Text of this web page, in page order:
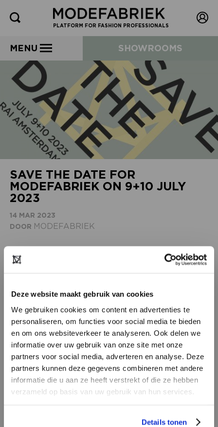
Deze website maakt gebruik van cookies
We gebruiken cookies om content en advertenties te
personaliseren, om functies voor social media te bieden
en om ons websiteverkeer te analyseren. Ook delen we
informatie over uw gebruik van onze site met onze
partners voor social media, adverteren en analyse. Deze
partners kunnen deze gegevens combineren met andere
informatie die u aan ze heeft verstrekt of die ze hebben
verzameld op basis van uw gebruik van hun services.
Details tonen
PLATFORM FOR FASHION PROFESSIONALS
MENU SHOWROOMS
DON’T HAVE AN ACCOUNT
YET?
SAVE THE DATE FOR
MODEFABRIEK ON 9+10 JULY
2023
14 MAR 2023
DOOR MODEFABRIEK
On 9+10 July 2023 the biggest fashion trade
Amsterdam. We can’t wait to see and meet
everyone in the fashion industry, and for
everyone to touch and experience new
collections and to be inspired again!
So, mark your calendar now, and keep an eye on
our newsletters, website and socials and be the
first to know about: exhibitors, programming